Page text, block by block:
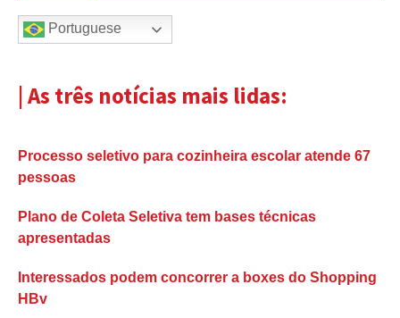
Portuguese
| As três notícias mais lidas:
Processo seletivo para cozinheira escolar atende 67
pessoas
Plano de Coleta Seletiva tem bases técnicas
apresentadas
Interessados podem concorrer a boxes do Shopping
HBv